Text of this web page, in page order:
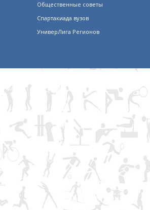
Общественные советы
Спартакиада вузов
УниверЛига Регионов